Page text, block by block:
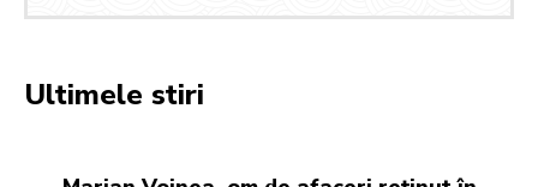
Ultimele stiri